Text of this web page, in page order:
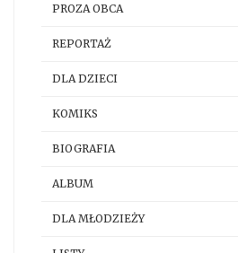
PROZA OBCA
REPORTAŻ
DLA DZIECI
KOMIKS
BIOGRAFIA
ALBUM
DLA MŁODZIEŻY